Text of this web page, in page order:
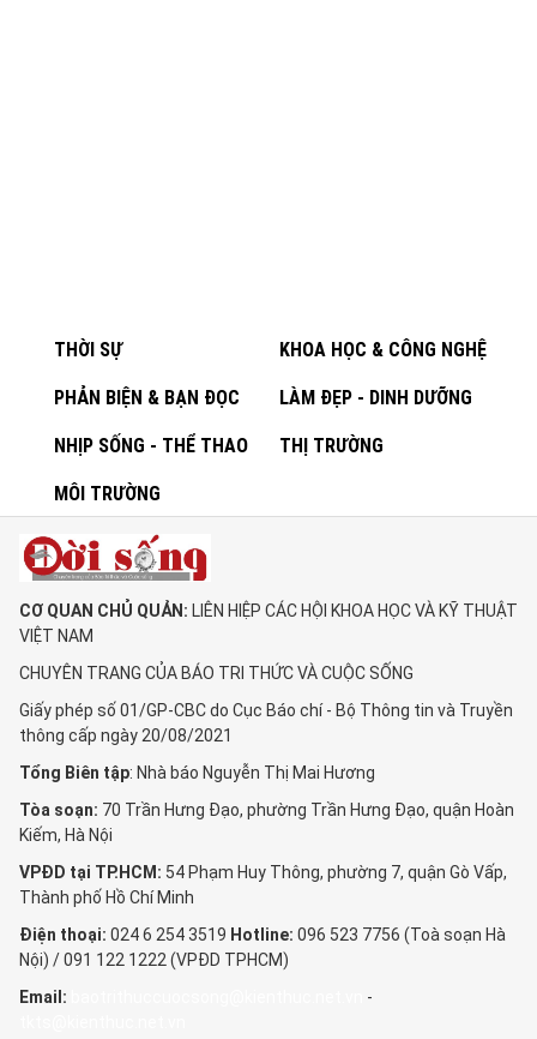
THỜI SỰ KHOA HỌC & CÔNG NGHỆ
PHẢN BIỆN & BẠN ĐỌC LÀM ĐẸP - DINH DƯỠNG
NHỊP SỐNG - THỂ THAO THỊ TRƯỜNG
MÔI TRƯỜNG
CƠ QUAN CHỦ QUẢN: LIÊN HIỆP CÁC HỘI KHOA HỌC VÀ KỸ THUẬT
VIỆT NAM
CHUYÊN TRANG CỦA BÁO TRI THỨC VÀ CUỘC SỐNG
Giấy phép số 01/GP-CBC do Cục Báo chí - Bộ Thông tin và Truyền
thông cấp ngày 20/08/2021
Tổng Biên tập: Nhà báo Nguyễn Thị Mai Hương
Tòa soạn: 70 Trần Hưng Đạo, phường Trần Hưng Đạo, quận Hoàn
Kiếm, Hà Nội
VPĐD tại TP.HCM: 54 Phạm Huy Thông, phường 7, quận Gò Vấp,
Thành phố Hồ Chí Minh
Điện thoại: 024 6 254 3519 Hotline: 096 523 7756 (Toà soạn Hà
Nội) / 091 122 1222 (VPĐD TPHCM)
Email:
-